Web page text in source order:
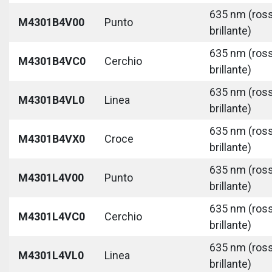
M4301B4V00 Punto
635 nm
brillante)
M4301B4VC0 Cerchio
635 nm
brillante)
M4301B4VL0 Linea
635 nm
brillante)
M4301B4VX0 Croce
635 nm
brillante)
M4301L4V00 Punto
635 nm
brillante)
M4301L4VC0 Cerchio
635 nm
brillante)
M4301L4VL0 Linea
635 nm
brillante)